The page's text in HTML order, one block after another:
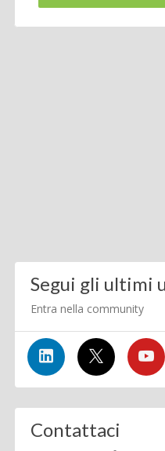
Segui gli ultimi
Entra nella community
Contattaci